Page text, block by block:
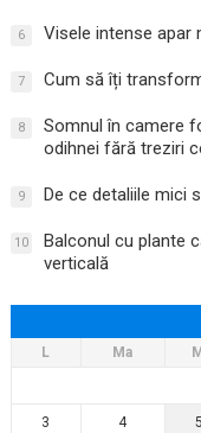
6 Visele intense apar
7 Cum să îți
8
Somnul în camere
odihnei fără treziri
9 De ce detaliile mici
10
Balconul cu plante
verticală
L Ma
3 4 5